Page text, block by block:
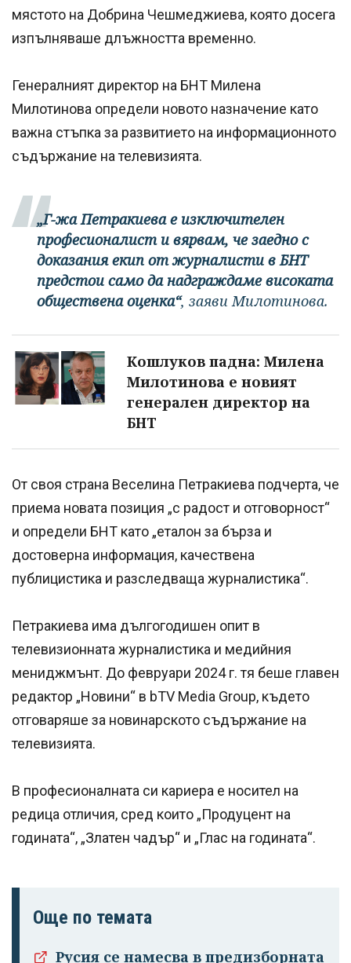
мястото на Добрина Чешмеджиева, която досега
изпълняваше длъжността временно.
Генералният директор на БНТ Милена
Милотинова определи новото назначение като
важна стъпка за развитието на информационното
съдържание на телевизията.
„Г-жа Петракиева е изключителен
професионалист и вярвам, че заедно с
доказания екип от журналисти в БНТ
предстои само да надграждаме високата
обществена оценка“, заяви Милотинова.
Кошлуков падна: Милена
Милотинова е новият
генерален директор на
БНТ
От своя страна Веселина Петракиева подчерта, че
приема новата позиция „с радост и отговорност“
и определи БНТ като „еталон за бърза и
достоверна информация, качествена
публицистика и разследваща журналистика“.
Петракиева има дългогодишен опит в
телевизионната журналистика и медийния
мениджмънт. До февруари 2024 г. тя беше главен
редактор „Новини“ в bTV Media Group, където
отговаряше за новинарското съдържание на
телевизията.
В професионалната си кариера е носител на
редица отличия, сред които „Продуцент на
годината“, „Златен чадър“ и „Глас на годината“.
Още по темата
Русия се намесва в предизборната